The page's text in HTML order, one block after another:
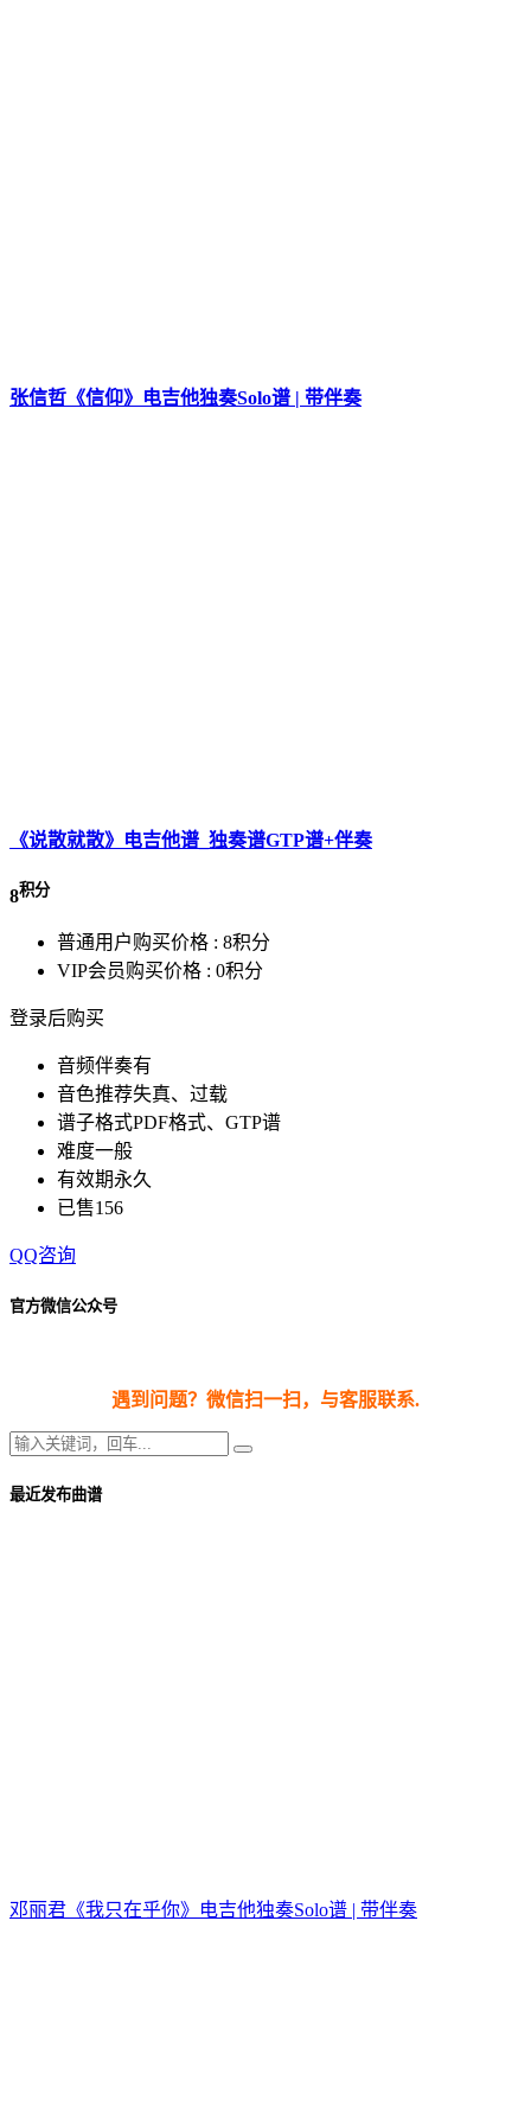
张信哲《信仰》电吉他独奏Solo谱 | 带伴奏
《说散就散》电吉他谱_独奏谱GTP谱+伴奏
8积分
普通用户购买价格 : 8积分
VIP会员购买价格 : 0积分
登录后购买
音频伴奏有
音色推荐失真、过载
谱子格式PDF格式、GTP谱
难度一般
有效期永久
已售156
QQ咨询
官方微信公众号
遇到问题？微信扫一扫，与客服联系.
最近发布曲谱
邓丽君《我只在乎你》电吉他独奏Solo谱 | 带伴奏